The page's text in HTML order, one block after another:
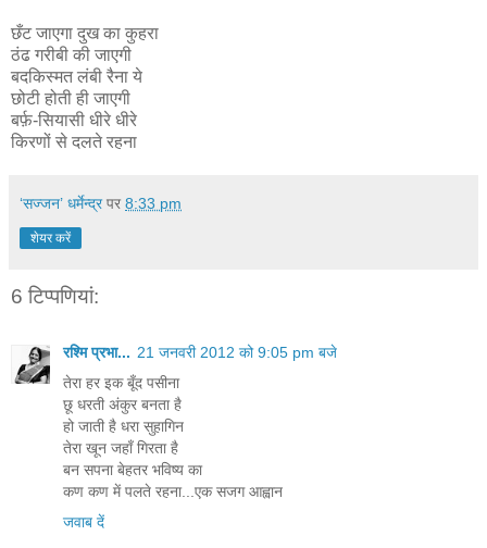
छँट जाएगा दुख का कुहरा
ठंढ गरीबी की जाएगी
बदकिस्मत लंबी रैना ये
छोटी होती ही जाएगी
बर्फ़-सियासी धीरे धीरे
किरणों से दलते रहना
‘सज्जन’ धर्मेन्द्र पर 8:33 pm
शेयर करें
6 टिप्‍पणियां:
रश्मि प्रभा... 21 जनवरी 2012 को 9:05 pm बजे
तेरा हर इक बूँद पसीना
छू धरती अंकुर बनता है
हो जाती है धरा सुहागिन
तेरा खून जहाँ गिरता है
बन सपना बेहतर भविष्य का
कण कण में पलते रहना...एक सजग आह्वान
जवाब दें